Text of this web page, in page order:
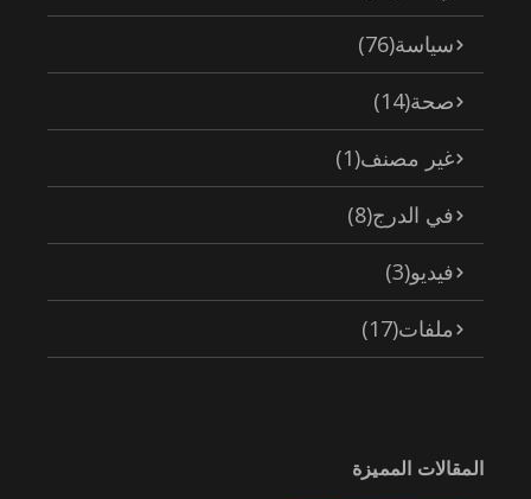
سياسة(76)
صحة(14)
غير مصنف(1)
في الدرج(8)
فيديو(3)
ملفات(17)
المقالات المميزة